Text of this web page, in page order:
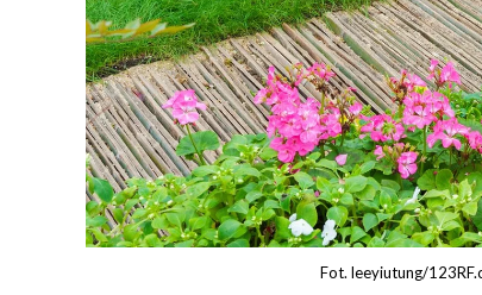
Fot. leeyiutung/